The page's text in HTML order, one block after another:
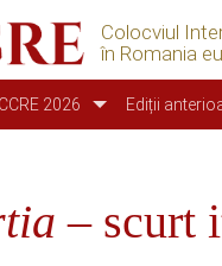
Colocviul
în Romania
2026 Ediții
– scurt